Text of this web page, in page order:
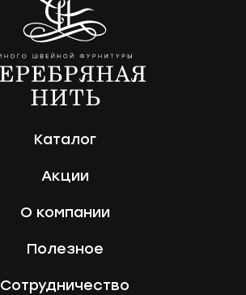
Каталог
Акции
О компании
Полезное
Сотрудничество